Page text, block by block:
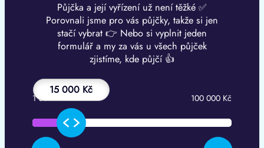
Půjčka a její vyřízení už není těžké ✅
Porovnali jsme pro vás půjčky, takže si jen
stačí vybrat 👉 Nebo si vyplnit jeden
formulář a my za vás u všech půjček
zjistíme, kde půjčí 👍
15 000 Kč
1 000 Kč 100 000 Kč